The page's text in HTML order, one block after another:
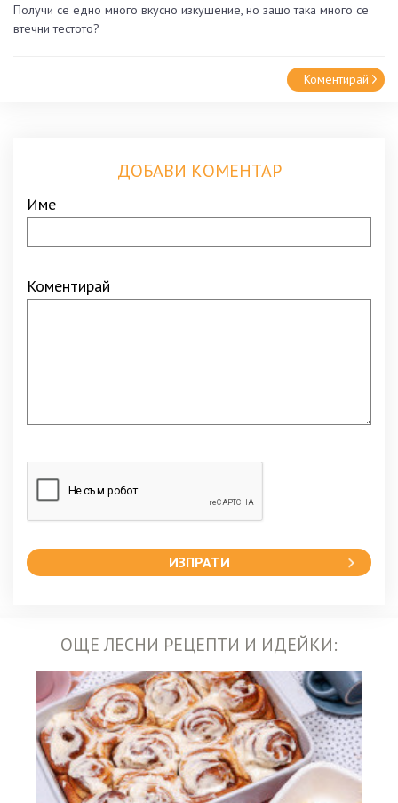
Получи се едно много вкусно изкушение, но защо така много се
втечни тестото?
Коментирай
ДОБАВИ КОМЕНТАР
Име
Коментирай
ИЗПРАТИ
ОЩЕ ЛЕСНИ РЕЦЕПТИ И ИДЕЙКИ: